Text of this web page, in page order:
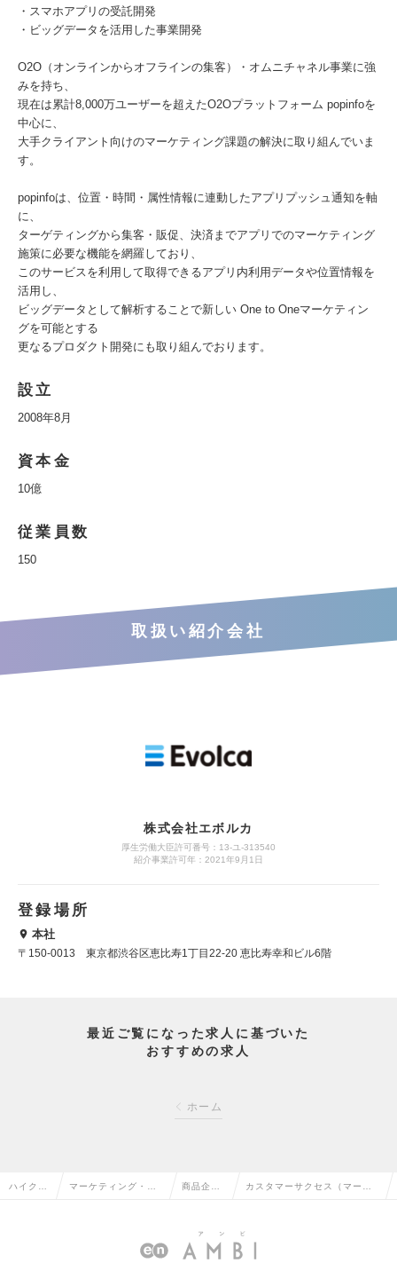
・スマホアプリの受託開発
・ビッグデータを活用した事業開発
O2O（オンラインからオフラインの集客）・オムニチャネル事業に強
みを持ち、
現在は累計8,000万ユーザーを超えたO2Oプラットフォーム popinfoを
中心に、
大手クライアント向けのマーケティング課題の解決に取り組んでいま
す。
popinfoは、位置・時間・属性情報に連動したアプリプッシュ通知を軸
に、
ターゲティングから集客・販促、決済までアプリでのマーケティング
施策に必要な機能を網羅しており、
このサービスを利用して取得できるアプリ内利用データや位置情報を
活用し、
ビッグデータとして解析することで新しい One to Oneマーケティン
グを可能とする
更なるプロダクト開発にも取り組んでおります。
設立
2008年8月
資本金
10億
従業員数
150
取扱い紹介会社
株式会社エボルカ
厚生労働大臣許可番号：13‐ユ‐313540
紹介事業許可年：2021年9月1日
登録場所
本社
〒150-0013 東京都渋谷区恵比寿1丁目22-20 恵比寿幸和ビル6階
最近ご覧になった求人に基づいた
おすすめの求人
ホーム
ハイクラ マーケティング・販 商品企
の転職
カスタマーサクセス（マーケ
求人情報